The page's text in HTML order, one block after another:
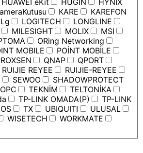
HUAWEI eKit HUGIN
HYNIX
KARE
KAREFON
Lg LOGITECH
LONGLINE
MILESIGHT MOLIX
MSI
ORing Networking
MOBILE
POİNT MOBİLE
QNAP
QPORT
RUIJIE REYEE
RUIJIE-REYEE
SEWOO
SHADOWPROTECT
TEKNİM
TELTONİKA
TP-LINK OMADA(P)
TP-LINK
TX UBIQUITI
ULUSAL
WISETECH
WORKMATE